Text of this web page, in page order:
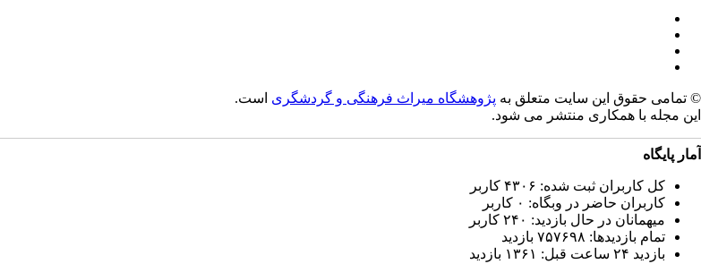
© تمامی حقوق این سایت متعلق به پژوهشگاه میراث فرهنگی و گردشگری است.
این مجله با همکاری منتشر می شود.
آمار پایگاه
کل کاربران ثبت شده: ۴۳۰۶ کاربر
کاربران حاضر در وبگاه: ۰ کاربر
میهمانان در حال بازدید: ۲۴۰ کاربر
تمام بازدید‌ها: ۷۵۷۶۹۸ بازدید
بازدید ۲۴ ساعت قبل: ۱۳۶۱ بازدید